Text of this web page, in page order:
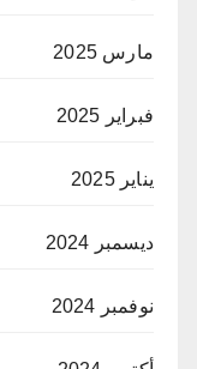
مارس 2025
فبراير 2025
يناير 2025
ديسمبر 2024
نوفمبر 2024